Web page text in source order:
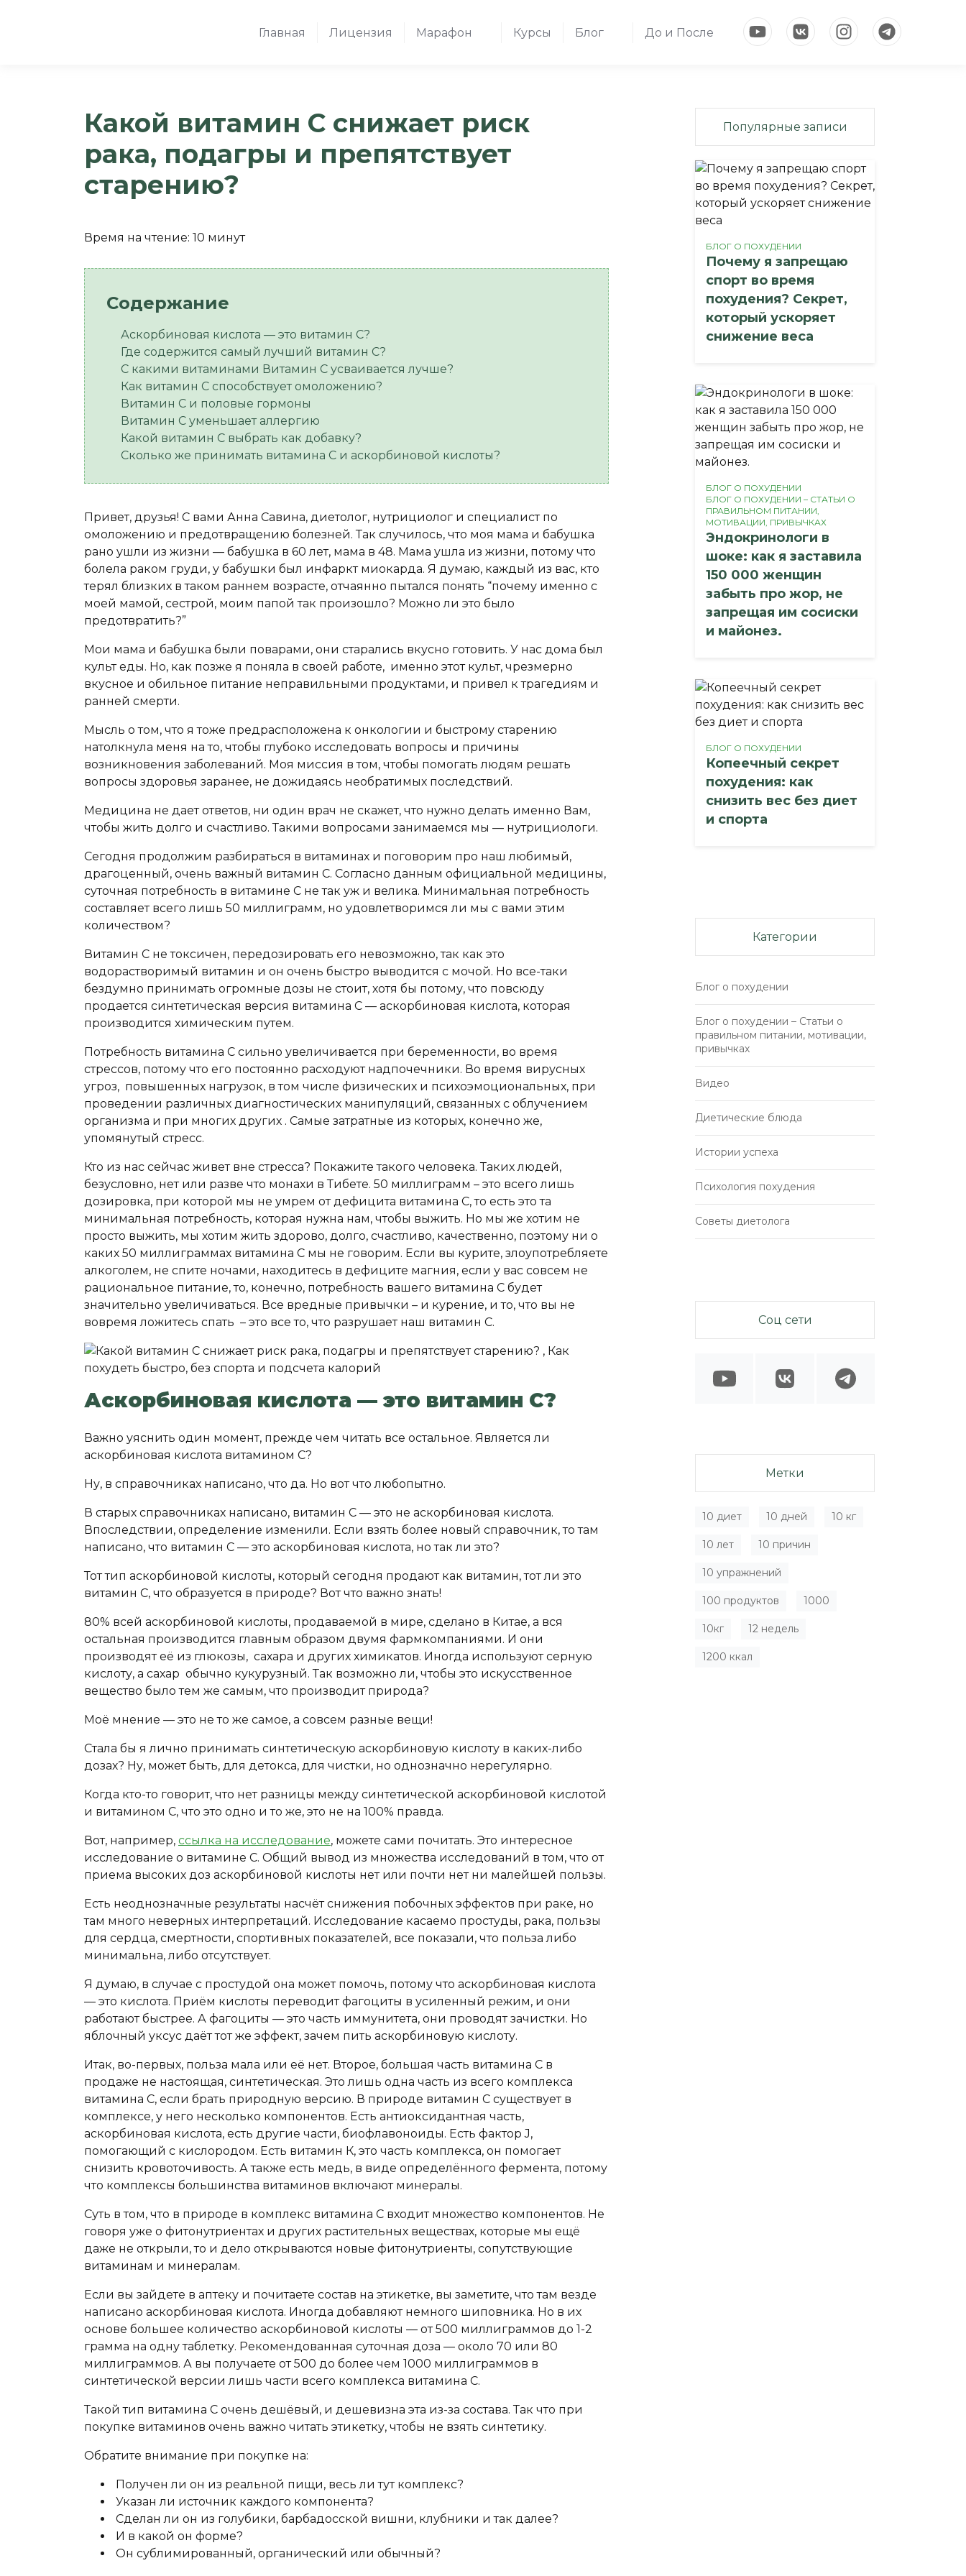
Главная Лицензия Марафон Курсы Блог До и После
Какой витамин C снижает риск
рака, подагры и препятствует
старению?
Время на чтение: 10 минут
Аскорбиновая кислота — это витамин С?
Где содержится самый лучший витамин C?
С какими витаминами Витамин C усваивается лучше?
Как витамин C способствует омоложению?
Витамин C и половые гормоны
Витамин C уменьшает аллергию
Какой витамин C выбрать как добавку?
Сколько же принимать витамина С и аскорбиновой кислоты?
Привет, друзья! С вами Анна Савина, диетолог, нутрициолог и специалист по
омоложению и предотвращению болезней. Так случилось, что моя мама и бабушка
рано ушли из жизни — бабушка в 60 лет, мама в 48. Мама ушла из жизни, потому что
болела раком груди, у бабушки был инфаркт миокарда. Я думаю, каждый из вас, кто
терял близких в таком раннем возрасте, отчаянно пытался понять “почему именно с
моей мамой, сестрой, моим папой так произошло? Можно ли это было
предотвратить?”
Мои мама и бабушка были поварами, они старались вкусно готовить. У нас дома был
культ еды. Но, как позже я поняла в своей работе, именно этот культ, чрезмерно
вкусное и обильное питание неправильными продуктами, и привел к трагедиям и
ранней смерти.
Мысль о том, что я тоже предрасположена к онкологии и быстрому старению
натолкнула меня на то, чтобы глубоко исследовать вопросы и причины
возникновения заболеваний. Моя миссия в том, чтобы помогать людям решать
вопросы здоровья заранее, не дожидаясь необратимых последствий.
Медицина не дает ответов, ни один врач не скажет, что нужно делать именно Вам,
чтобы жить долго и счастливо. Такими вопросами занимаемся мы — нутрициологи.
Сегодня продолжим разбираться в витаминах и поговорим про наш любимый,
драгоценный, очень важный витамин С. Согласно данным официальной медицины,
суточная потребность в витамине С не так уж и велика. Минимальная потребность
составляет всего лишь 50 миллиграмм, но удовлетворимся ли мы с вами этим
количеством?
Витамин C не токсичен, передозировать его невозможно, так как это
водорастворимый витамин и он очень быстро выводится с мочой. Но все-таки
бездумно принимать огромные дозы не стоит, хотя бы потому, что повсюду
продается синтетическая версия витамина C — аскорбиновая кислота, которая
производится химическим путем.
Потребность витамина С сильно увеличивается при беременности, во время
стрессов, потому что его постоянно расходуют надпочечники. Во время вирусных
угроз, повышенных нагрузок, в том числе физических и психоэмоциональных, при
проведении различных диагностических манипуляций, связанных с облучением
организма и при многих других . Самые затратные из которых, конечно же,
упомянутый стресс.
Кто из нас сейчас живет вне стресса? Покажите такого человека. Таких людей,
безусловно, нет или разве что монахи в Тибете. 50 миллиграмм – это всего лишь
дозировка, при которой мы не умрем от дефицита витамина С, то есть это та
минимальная потребность, которая нужна нам, чтобы выжить. Но мы же хотим не
просто выжить, мы хотим жить здорово, долго, счастливо, качественно, поэтому ни о
каких 50 миллиграммах витамина С мы не говорим. Если вы курите, злоупотребляете
алкоголем, не спите ночами, находитесь в дефиците магния, если у вас совсем не
рациональное питание, то, конечно, потребность вашего витамина С будет
значительно увеличиваться. Все вредные привычки – и курение, и то, что вы не
вовремя ложитесь спать – это все то, что разрушает наш витамин С.
Аскорбиновая кислота — это витамин С?
Важно уяснить один момент, прежде чем читать все остальное. Является ли
аскорбиновая кислота витамином C?
Ну, в справочниках написано, что да. Но вот что любопытно.
В старых справочниках написано, витамин С — это не аскорбиновая кислота.
Впоследствии, определение изменили. Если взять более новый справочник, то там
написано, что витамин С — это аскорбиновая кислота, но так ли это?
Тот тип аскорбиновой кислоты, который сегодня продают как витамин, тот ли это
витамин С, что образуется в природе? Вот что важно знать!
80% всей аскорбиновой кислоты, продаваемой в мире, сделано в Китае, а вся
остальная производится главным образом двумя фармкомпаниями. И они
производят её из глюкозы, сахара и других химикатов. Иногда используют серную
кислоту, а сахар обычно кукурузный. Так возможно ли, чтобы это искусственное
вещество было тем же самым, что производит природа?
Моё мнение — это не то же самое, а совсем разные вещи!
Стала бы я лично принимать синтетическую аскорбиновую кислоту в каких-либо
дозах? Ну, может быть, для детокса, для чистки, но однозначно нерегулярно.
Когда кто-то говорит, что нет разницы между синтетической аскорбиновой кислотой
и витамином С, что это одно и то же, это не на 100% правда.
Вот, например, ссылка на исследование, можете сами почитать. Это интересное
исследование о витамине С. Общий вывод из множества исследований в том, что от
приема высоких доз аскорбиновой кислоты нет или почти нет ни малейшей пользы.
Есть неоднозначные результаты насчёт снижения побочных эффектов при раке, но
там много неверных интерпретаций. Исследование касаемо простуды, рака, пользы
для сердца, смертности, спортивных показателей, все показали, что польза либо
минимальна, либо отсутствует.
Я думаю, в случае с простудой она может помочь, потому что аскорбиновая кислота
— это кислота. Приём кислоты переводит фагоциты в усиленный режим, и они
работают быстрее. А фагоциты — это часть иммунитета, они проводят зачистки. Но
яблочный уксус даёт тот же эффект, зачем пить аскорбиновую кислоту.
Итак, во-первых, польза мала или её нет. Второе, большая часть витамина С в
продаже не настоящая, синтетическая. Это лишь одна часть из всего комплекса
витамина С, если брать природную версию. В природе витамин С существует в
комплексе, у него несколько компонентов. Есть антиоксидантная часть,
аскорбиновая кислота, есть другие части, биофлавоноиды. Есть фактор J,
помогающий с кислородом. Есть витамин К, это часть комплекса, он помогает
снизить кровоточивость. А также есть медь, в виде определённого фермента, потому
что комплексы большинства витаминов включают минералы.
Суть в том, что в природе в комплекс витамина С входит множество компонентов. Не
говоря уже о фитонутриентах и других растительных веществах, которые мы ещё
даже не открыли, то и дело открываются новые фитонутриенты, сопутствующие
витаминам и минералам.
Если вы зайдете в аптеку и почитаете состав на этикетке, вы заметите, что там везде
написано аскорбиновая кислота. Иногда добавляют немного шиповника. Но в их
основе большее количество аскорбиновой кислоты — от 500 миллиграммов до 1-2
грамма на одну таблетку. Рекомендованная суточная доза — около 70 или 80
миллиграммов. А вы получаете от 500 до более чем 1000 миллиграммов в
синтетической версии лишь части всего комплекса витамина С.
Такой тип витамина С очень дешёвый, и дешевизна эта из-за состава. Так что при
покупке витаминов очень важно читать этикетку, чтобы не взять синтетику.
Обратите внимание при покупке на:
Получен ли он из реальной пищи, весь ли тут комплекс?
Указан ли источник каждого компонента?
Сделан ли он из голубики, барбадосской вишни, клубники и так далее?
И в какой он форме?
Он сублимированный, органический или обычный?
Популярные записи
БЛОГ О ПОХУДЕНИИ
Почему я запрещаю
спорт во время
похудения? Секрет,
который ускоряет
снижение веса
БЛОГ О ПОХУДЕНИИ
БЛОГ О ПОХУДЕНИИ – СТАТЬИ О
ПРАВИЛЬНОМ ПИТАНИИ,
МОТИВАЦИИ, ПРИВЫЧКАХ
Эндокринологи в
шоке: как я заставила
150 000 женщин
забыть про жор, не
запрещая им сосиски
и майонез.
БЛОГ О ПОХУДЕНИИ
Копеечный секрет
похудения: как
снизить вес без диет
и спорта
Категории
Блог о похудении
Блог о похудении – Статьи о
правильном питании, мотивации,
привычках
Видео
Диетические блюда
Истории успеха
Психология похудения
Советы диетолога
Соц сети
Метки
10 диет 10 дней 10 кг
10 лет 10 причин
10 упражнений
100 продуктов 1000
10кг 12 недель
1200 ккал